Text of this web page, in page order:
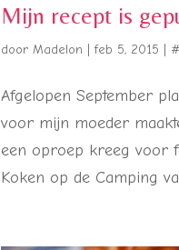
Mijn recept is
doorMadelon |feb 5, 2015
Afgelopen September
voor mijn moeder
een oproep kreeg voor
Koken op de Camping